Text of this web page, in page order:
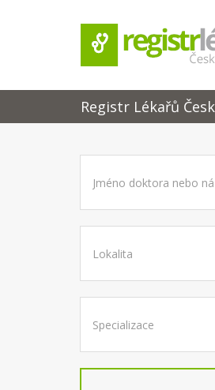
Registr Lékařů